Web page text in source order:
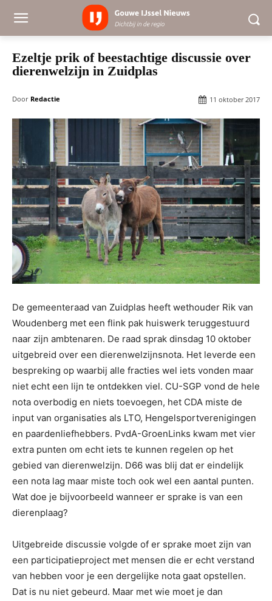
Ezeltje prik of beestachtige discussie over
dierenwelzijn in Zuidplas
Door Redactie 11 oktober 2017
De gemeenteraad van Zuidplas heeft wethouder Rik van
Woudenberg met een flink pak huiswerk teruggestuurd
naar zijn ambtenaren. De raad sprak dinsdag 10 oktober
uitgebreid over een dierenwelzijnsnota. Het leverde een
bespreking op waarbij alle fracties wel iets vonden maar
niet echt een lijn te ontdekken viel. CU-SGP vond de hele
nota overbodig en niets toevoegen, het CDA miste de
input van organisaties als LTO, Hengelsportverenigingen
en paardenliefhebbers. PvdA-GroenLinks kwam met vier
extra punten om echt iets te kunnen regelen op het
gebied van dierenwelzijn. D66 was blij dat er eindelijk
een nota lag maar miste toch ook wel een aantal punten.
Wat doe je bijvoorbeeld wanneer er sprake is van een
dierenplaag?
Uitgebreide discussie volgde of er sprake moet zijn van
een participatieproject met mensen die er echt verstand
van hebben voor je een dergelijke nota gaat opstellen.
Dat is nu niet gebeurd. Maar met wie moet je dan